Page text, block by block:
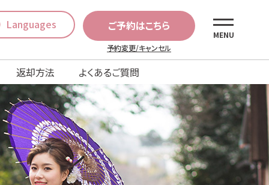
Languages ご予約はこちら
予約変更/キャンセル
MENU
返却方法 よくあるご質問